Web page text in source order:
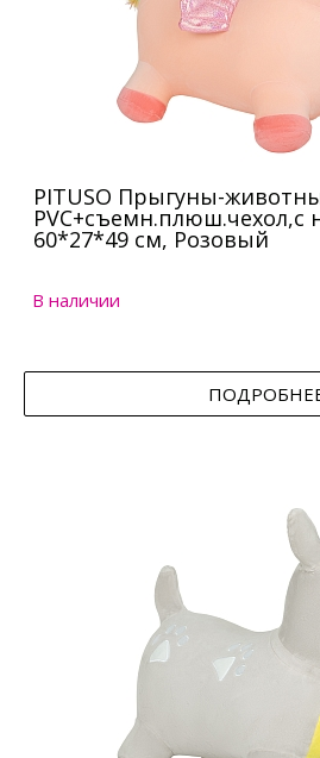
PITUSO Прыгуны-
PVC+съемн.плюш.чехол,с
60*27*49 см, Розовый
В наличии